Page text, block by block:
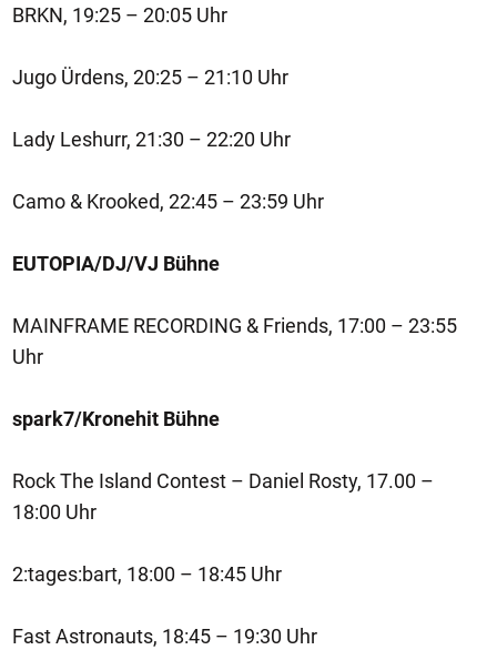
BRKN, 19:25 – 20:05 Uhr
Jugo Ürdens, 20:25 – 21:10 Uhr
Lady Leshurr, 21:30 – 22:20 Uhr
Camo & Krooked, 22:45 – 23:59 Uhr
EUTOPIA/DJ/VJ Bühne
MAINFRAME RECORDING & Friends, 17:00 – 23:55
Uhr
spark7/Kronehit Bühne
Rock The Island Contest – Daniel Rosty, 17.00 –
18:00 Uhr
2:tages:bart, 18:00 – 18:45 Uhr
Fast Astronauts, 18:45 – 19:30 Uhr